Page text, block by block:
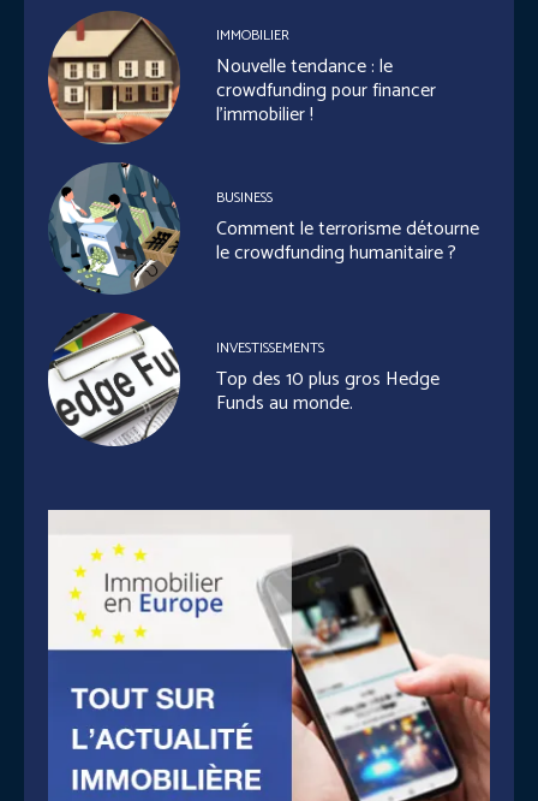
IMMOBILIER
Nouvelle tendance : le
crowdfunding pour financer
l’immobilier !
BUSINESS
Comment le terrorisme détourne
le crowdfunding humanitaire ?
INVESTISSEMENTS
Top des 10 plus gros Hedge
Funds au monde.